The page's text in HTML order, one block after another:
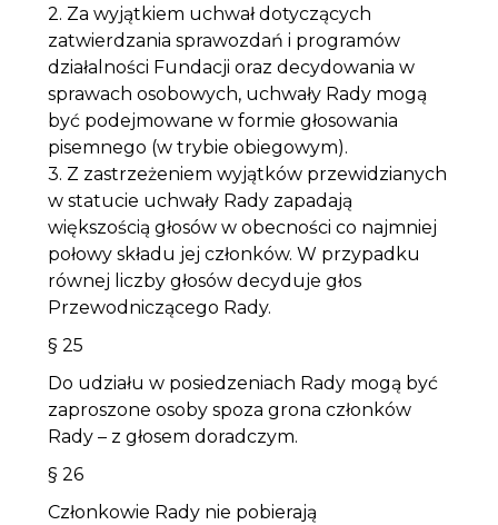
2. Za wyjątkiem uchwał dotyczących
zatwierdzania sprawozdań i programów
działalności Fundacji oraz decydowania w
sprawach osobowych, uchwały Rady mogą
być podejmowane w formie głosowania
pisemnego (w trybie obiegowym).
3. Z zastrzeżeniem wyjątków przewidzianych
w statucie uchwały Rady zapadają
większością głosów w obecności co najmniej
połowy składu jej członków. W przypadku
równej liczby głosów decyduje głos
Przewodniczącego Rady.
§ 25
Do udziału w posiedzeniach Rady mogą być
zaproszone osoby spoza grona członków
Rady – z głosem doradczym.
§ 26
Członkowie Rady nie pobierają